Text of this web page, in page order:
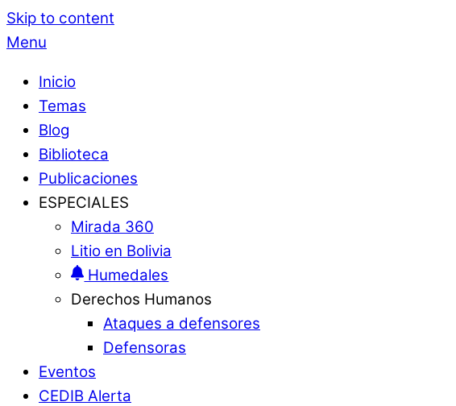
Skip to content
Menu
Inicio
Temas
Blog
Biblioteca
Publicaciones
ESPECIALES
Mirada 360
Litio en Bolivia
Humedales
Derechos Humanos
Ataques a defensores
Defensoras
Eventos
CEDIB Alerta